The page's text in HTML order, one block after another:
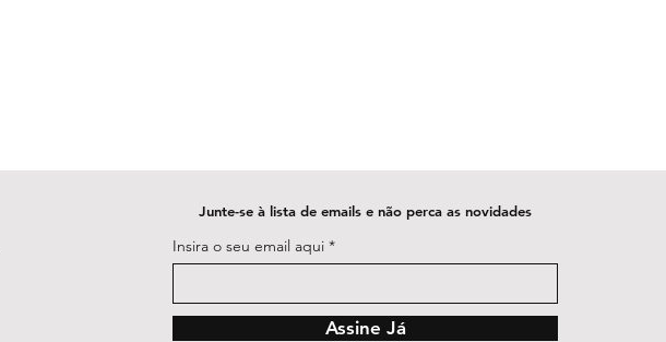
Junte-se à lista de emails e não perca as novidades
Insira o seu email aqui
Assine Já